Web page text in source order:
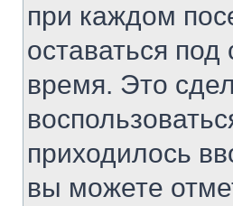
при каждом
оставаться
время. Это
приходилось
вы можете